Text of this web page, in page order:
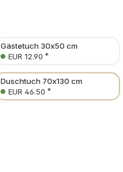
Gästetuch 30x50 cm
EUR 12.90 *
Duschtuch 70x130 cm
EUR 46.50 *